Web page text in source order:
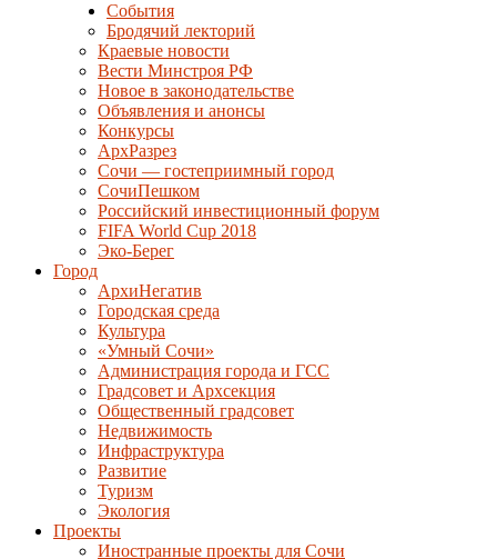
События
Бродячий лекторий
Краевые новости
Вести Минстроя РФ
Новое в законодательстве
Объявления и анонсы
Конкурсы
АрхРазрез
Сочи — гостеприимный город
СочиПешком
Российский инвестиционный форум
FIFA World Cup 2018
Эко-Берег
Город
АрхиНегатив
Городская среда
Культура
«Умный Сочи»
Администрация города и ГСС
Градсовет и Архсекция
Общественный градсовет
Недвижимость
Инфраструктура
Развитие
Туризм
Экология
Проекты
Иностранные проекты для Сочи